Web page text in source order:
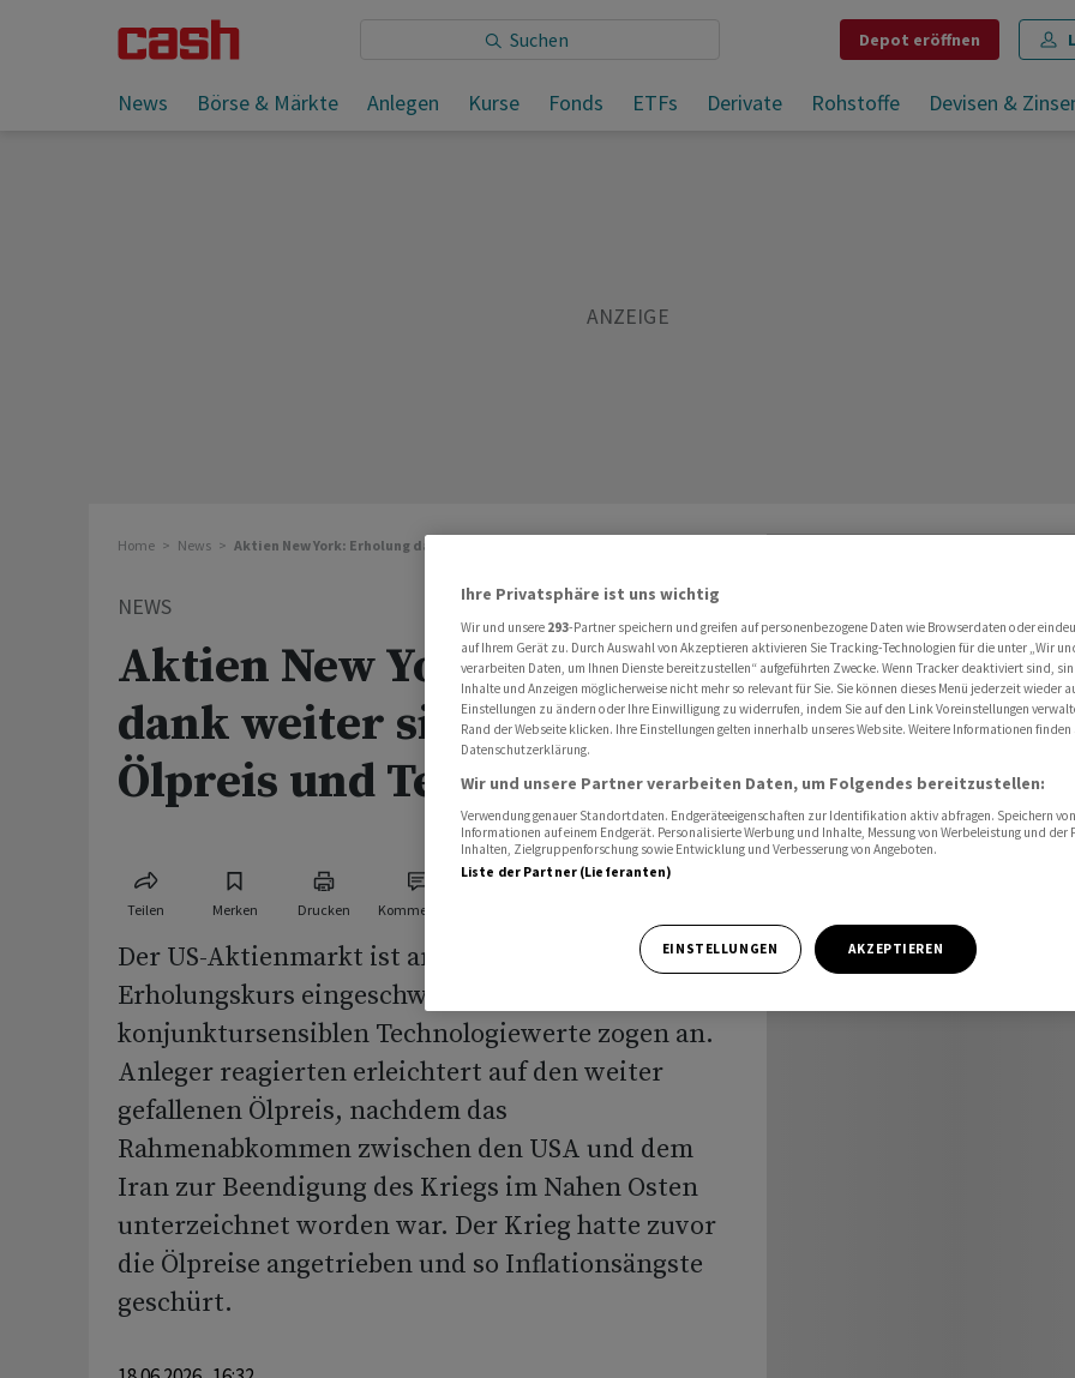
Depot eröffnen
News Börse & Märkte Anlegen Kurse Fonds ETFs Derivate Rohstoffe Devisen &
Sie lesen: Aktien New York: Erholung dank weiter sinkendem Ölpreis und Tech-Rally
Teilen Merken Drucken Kommentare
Home News Aktien New York: Erholung dank weiter sinkendem Ölpreis und Tech-Rally
NEWS
Aktien New York: Erholung
dank weiter sinkendem
Ölpreis und Tech-Rally
Teilen Merken Drucken Kommentare
Der US-Aktienmarkt ist am Donnerstag auf
Erholungskurs eingeschwenkt. Insbesondere die
konjunktursensiblen Technologiewerte zogen an.
Anleger reagierten erleichtert auf den weiter
gefallenen Ölpreis, nachdem das
Rahmenabkommen zwischen den USA und dem
Iran zur Beendigung des Kriegs im Nahen Osten
unterzeichnet worden war. Der Krieg hatte zuvor
die Ölpreise angetrieben und so Inflationsängste
geschürt.
Ihre Privatsphäre ist uns wichtig
Wir und unsere 293-Partner speichern und greifen auf personenbezogene Daten wie Browserdaten oder
auf Ihrem Gerät zu. Durch Auswahl von Akzeptieren aktivieren Sie Tracking-Technologien für die unter „Wir
verarbeiten Daten, um Ihnen Dienste bereitzustellen“ aufgeführten Zwecke. Wenn Tracker deaktiviert sind,
Inhalte und Anzeigen möglicherweise nicht mehr so relevant für Sie. Sie können dieses Menü jederzeit wieder
Einstellungen zu ändern oder Ihre Einwilligung zu widerrufen, indem Sie auf den Link Voreinstellungen
Rand der Webseite klicken. Ihre Einstellungen gelten innerhalb unseres Website. Weitere Informationen finden
Datenschutzerklärung.
Wir und unsere Partner verarbeiten Daten, um Folgendes bereitzustellen:
Verwendung genauer Standortdaten. Endgeräteeigenschaften zur Identifikation aktiv abfragen. Speichern
Informationen auf einem Endgerät. Personalisierte Werbung und Inhalte, Messung von Werbeleistung und der
Inhalten, Zielgruppenforschung sowie Entwicklung und Verbesserung von Angeboten.
Liste der Partner (Lieferanten)
EINSTELLUNGEN AKZEPTIEREN